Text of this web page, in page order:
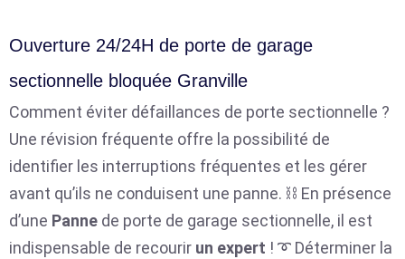
Ouverture 24/24H de porte de garage
sectionnelle bloquée Granville
Comment éviter défaillances de porte sectionnelle ?
Une révision fréquente offre la possibilité de
identifier les interruptions fréquentes et les gérer
avant qu’ils ne conduisent une panne. ⛓️ En présence
d’une Panne de porte de garage sectionnelle, il est
indispensable de recourir un expert ! ➰ Déterminer la